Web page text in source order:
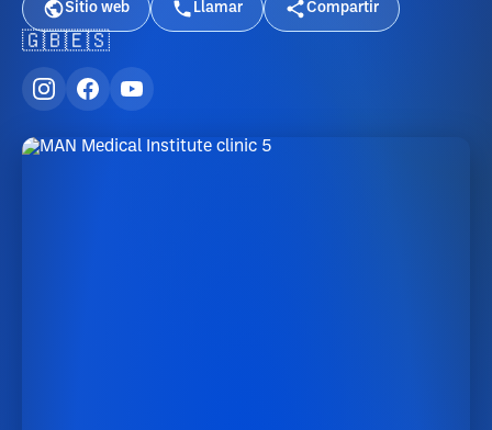
Sitio web Llamar Compartir
🇬🇧🇪🇸